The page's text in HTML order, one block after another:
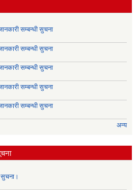
सम्बन्धी सुचना
सम्बन्धी सुचना
सम्बन्धी सुचना
सम्बन्धी सुचना
सम्बन्धी सुचना
अन्य